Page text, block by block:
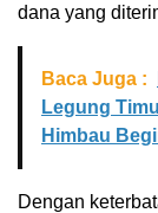
dana yang
Baca Juga :
Legung
Himbau
Dengan